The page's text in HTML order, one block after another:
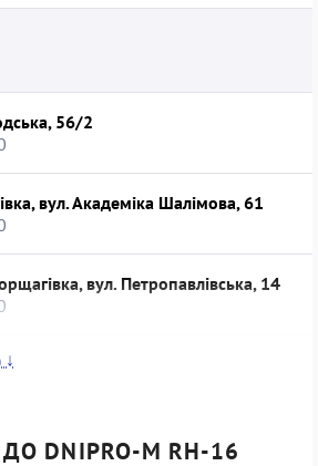
56/2
вул. Академіка Шалімова, 61
вул. Петропавлівська, 14
15/34
↓
DNIPRO-M RH-16